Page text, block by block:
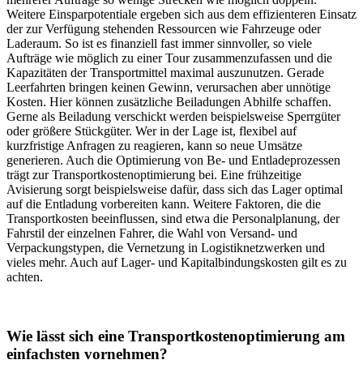
Weitere Einsparpotentiale ergeben sich aus dem effizienteren Einsatz
der zur Verfügung stehenden Ressourcen wie Fahrzeuge oder
Laderaum. So ist es finanziell fast immer sinnvoller, so viele
Aufträge wie möglich zu einer Tour zusammenzufassen und die
Kapazitäten der Transportmittel maximal auszunutzen. Gerade
Leerfahrten bringen keinen Gewinn, verursachen aber unnötige
Kosten. Hier können zusätzliche Beiladungen Abhilfe schaffen.
Gerne als Beiladung verschickt werden beispielsweise Sperrgüter
oder größere Stückgüter. Wer in der Lage ist, flexibel auf
kurzfristige Anfragen zu reagieren, kann so neue Umsätze
generieren. Auch die Optimierung von Be- und Entladeprozessen
trägt zur Transportkostenoptimierung bei. Eine frühzeitige
Avisierung sorgt beispielsweise dafür, dass sich das Lager optimal
auf die Entladung vorbereiten kann. Weitere Faktoren, die die
Transportkosten beeinflussen, sind etwa die Personalplanung, der
Fahrstil der einzelnen Fahrer, die Wahl von Versand- und
Verpackungstypen, die Vernetzung in Logistiknetzwerken und
vieles mehr. Auch auf Lager- und Kapitalbindungskosten gilt es zu
achten.
Wie lässt sich eine Transportkostenoptimierung am
einfachsten vornehmen?